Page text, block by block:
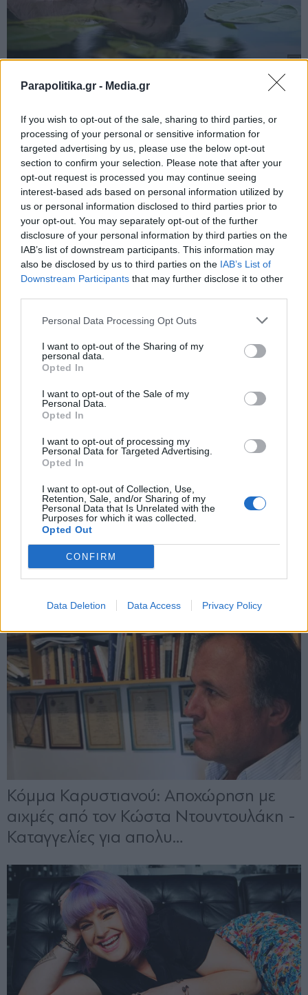
Parapolitika.gr - Media.gr
If you wish to opt-out of the sale, sharing to third parties, or
processing of your personal or sensitive information for
targeted advertising by us, please use the below opt-out
section to confirm your selection. Please note that after your
opt-out request is processed you may continue seeing
interest-based ads based on personal information utilized by
us or personal information disclosed to third parties prior to
your opt-out. You may separately opt-out of the further
disclosure of your personal information by third parties on the
IAB’s list of downstream participants. This information may
also be disclosed by us to third parties on the IAB’s List of
Downstream Participants that may further disclose it to other
Personal Data Processing Opt Outs
I want to opt-out of the Sharing of my
personal data.
Opted In
I want to opt-out of the Sale of my
Personal Data.
Opted In
I want to opt-out of processing my
Personal Data for Targeted Advertising.
Opted In
I want to opt-out of Collection, Use,
Retention, Sale, and/or Sharing of my
Personal Data that Is Unrelated with the
Purposes for which it was collected.
Opted Out
CONFIRM
Data Deletion Data Access Privacy Policy
Εγγραφή στο newsletter
Αποδέχομαι τους
και την πολιτική απορρήτου
X